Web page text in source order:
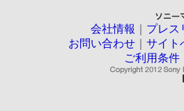
会社情報
プレス
お問い合わせ
サイト
ご利用条件